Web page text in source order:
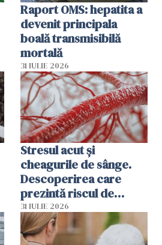
Raport OMS: hepatita a
devenit principala
boală transmisibilă
mortală
31 IULIE 2026
Stresul acut și
cheagurile de sânge.
Descoperirea care
prezintă riscul de
infarct
31 IULIE 2026